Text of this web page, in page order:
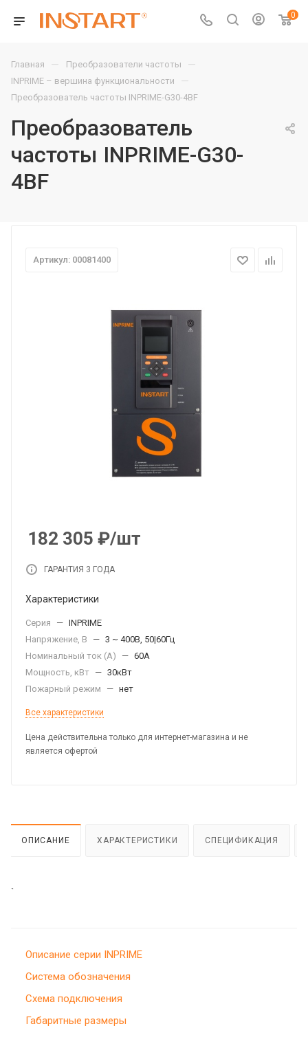
0
Главная — Преобразователи частоты —
INPRIME – вершина функциональности —
Преобразователь частоты INPRIME-G30-4BF
Преобразователь
частоты INPRIME-G30-
4BF
Артикул: 00081400
182 305 ₽/шт
ГАРАНТИЯ 3 ГОДА
Характеристики
Серия — INPRIME
Напряжение, В
— 3 ~ 400В, 50|60Гц
Номинальный ток (А)
— 60А
Мощность, кВт — 30кВт
Пожарный режим
— нет
Все характеристики
Цена действительна только для интернет-магазина и не
является офертой
ОПИСАНИЕ ХАРАКТЕРИСТИКИ СПЕЦИФИКАЦИЯ
`
Описание серии INPRIME
Система обозначения
Схема подключения
Габаритные размеры